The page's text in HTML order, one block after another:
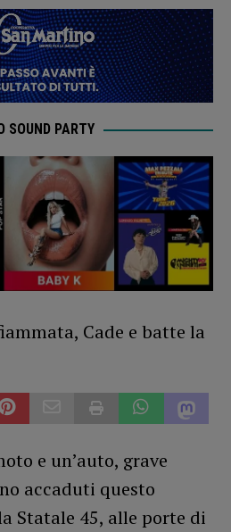
SOUND PARTY
e un’auto, grave
accaduti questo
Statale 45, alle porte di